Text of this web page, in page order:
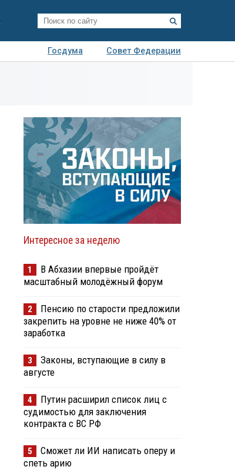
Госдума
Совет Федерации
Интересное за неделю
1
В Абхазии впервые пройдёт
масштабный молодёжный форум
2
Пенсию по старости предложили
закрепить на уровне не ниже 40% от
заработка
3
Законы, вступающие в силу в
августе
4
Путин расширил список лиц с
судимостью для заключения
контракта с ВС РФ
5
Сможет ли ИИ написать оперу и
спеть арию